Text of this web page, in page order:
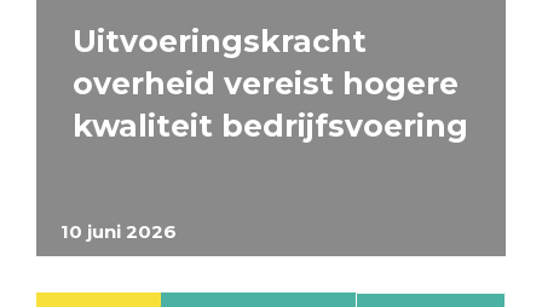
10 juni 2026
Uitvoeringskracht
overheid vereist hogere
kwaliteit bedrijfsvoering